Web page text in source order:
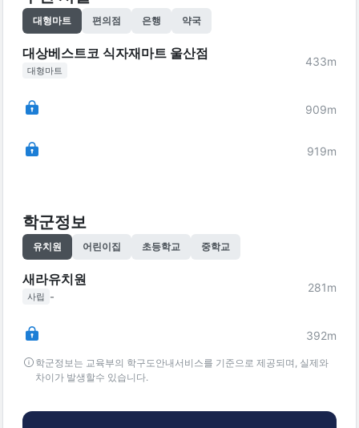
대형마트 편의점 은행 약국
대상베스트코 식자재마트 울산점
대형마트
433m
909m
919m
학군정보
유치원 어린이집 초등학교 중학교
새라유치원
사립 -
281m
392m
학군정보는 교육부의 학구도안내서비스를 기준으로 제공되며, 실제와
차이가 발생할수 있습니다.